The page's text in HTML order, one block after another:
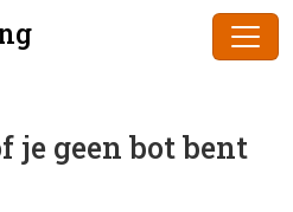
je geen bot bent